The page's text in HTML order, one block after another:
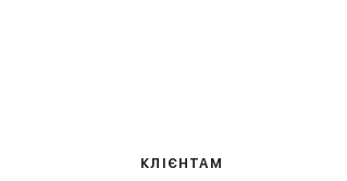
КЛІЄНТАМ